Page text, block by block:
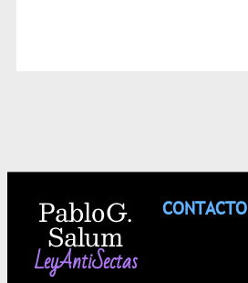
CONTACTO
Pablo G.
Salum
LeyAntiSectas